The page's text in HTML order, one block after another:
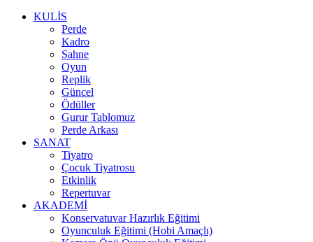
KULİS
Perde
Kadro
Sahne
Oyun
Replik
Güncel
Ödüller
Gurur Tablomuz
Perde Arkası
SANAT
Tiyatro
Çocuk Tiyatrosu
Etkinlik
Repertuvar
AKADEMİ
Konservatuvar Hazırlık Eğitimi
Oyunculuk Eğitimi (Hobi Amaçlı)